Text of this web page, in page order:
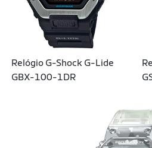
Relógio G-Shock G-Lide
GBX-100-1DR